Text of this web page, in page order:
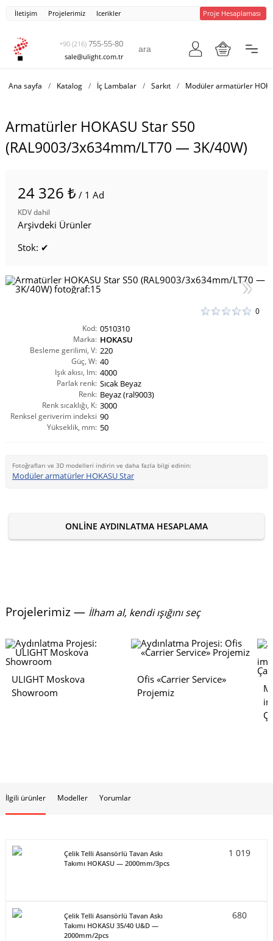
İletişim Projelerimiz Icerikler Proje Hesaplaması
+90 (216) 755-55-80
sale@ulight.com.tr
Ana sayfa / Katalog / İç Lambalar / Sarkıt / Modüler armatürler
Armatürler HOKASU Star S50
(RAL9003/3x634mm/LT70 — 3K/40W)
24 326 ₺ / 1 Ad
KDV dahil
Arşivdeki Ürünler
Stok: ✔
0
Kod: 0510310
Marka: HOKASU
Besleme gerilimi, V: 220
Güç, W: 40
Işık akısı, lm: 4000
Parlak renk: Sıcak Beyaz
Renk: Beyaz (ral9003)
Renk sıcaklığı, K: 3000
Renksel geriverim indeksi
CRI(Ra):
90
Yükseklik, mm: 50
Fotoğrafları ve 3D modelleri indirin ve daha fazla bilgi edinin:
Modüler armatürler HOKASU Star
ONLINE AYDINLATMA HESAPLAMA
Projelerimiz — İlham al, kendi ışığını seç
ULIGHT Moskova
Showroom
Ofis «Carrier Service»
Projemiz
İlgili ürünler Modeller Yorumlar
Çelik Telli Asansörlü Tavan Askı
Takımı HOKASU — 2000mm/3pcs
1 019
Çelik Telli Asansörlü Tavan Askı
Takımı HOKASU 35/40 U&D —
2000mm/2pcs
680